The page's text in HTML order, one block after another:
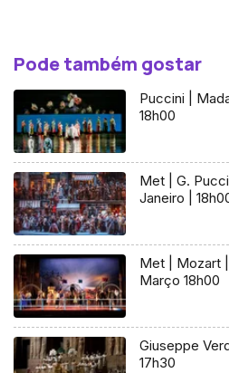
Pode também gostar
Puccini |
18h00
Met | G.
Janeiro |
Met | Mozart
Março 18h00
Giuseppe
17h30